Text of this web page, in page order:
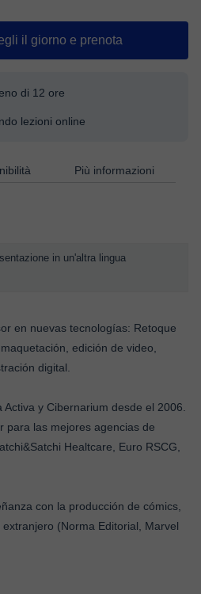
il giorno e prenota
di 12 ore
lezioni online
Più informazioni
in un'altra lingua
en nuevas tecnologías: Retoque
edición de video,
digital.
y Cibernarium desde el 2006.
para las mejores agencias de
Healtcare, Euro RSCG,
con la producción de cómics,
(Norma Editorial, Marvel